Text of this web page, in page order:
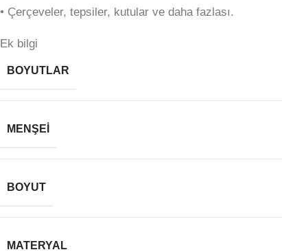
•⁠ ⁠Çerçeveler, tepsiler, kutular ve daha fazlası.
Ek bilgi
BOYUTLAR
MENŞEI
BOYUT
MATERYAL